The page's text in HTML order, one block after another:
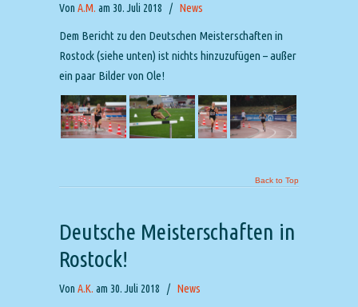
Von A.M. am 30. Juli 2018 / News
Dem Bericht zu den Deutschen Meisterschaften in
Rostock (siehe unten) ist nichts hinzuzufügen – außer
ein paar Bilder von Ole!
Back to Top
Deutsche Meisterschaften in
Rostock!
Von A.K. am 30. Juli 2018 / News